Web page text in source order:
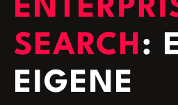
SEARCH:
EIGENE